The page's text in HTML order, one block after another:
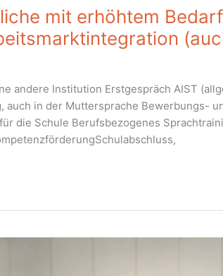
mit erhöhtem
andere Institution Erstgespräch AIST
in der Muttersprache Bewerbungs-
die Schule Berufsbezogenes